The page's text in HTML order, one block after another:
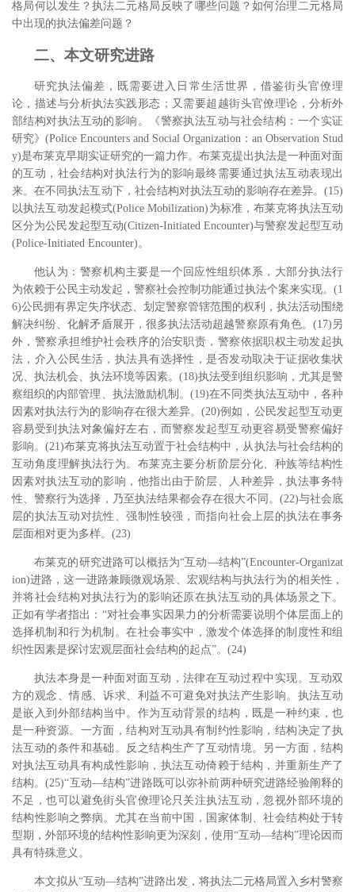
格局何以发生？执法二元格局反映了哪些问题？如何治理二元格局
中出现的执法偏差问题？
二、本文研究进路
研究执法偏差，既需要进入日常生活世界，借鉴街头官僚理
论，描述与分析执法实践形态；又需要超越街头官僚理论，分析外
部结构对执法互动的影响。《警察执法互动与社会结构：一个实证
研究》(Police Encounters and Social Organization：an Observation Stud
y)是布莱克早期实证研究的一篇力作。布莱克提出执法是一种面对面
的互动，社会结构对执法行为的影响最终需要通过执法互动表现出
来。在不同执法互动下，社会结构对执法互动的影响存在差异。(15)
以执法互动发起模式(Police Mobilization)为标准，布莱克将执法互动
区分为公民发起型互动(Citizen-Initiated Encounter)与警察发起型互动
(Police-Initiated Encounter)。
他认为：警察机构主要是一个回应性组织体系，大部分执法行
为依赖于公民主动发起，警察社会控制功能通过执法个案来实现。(1
6)公民拥有界定失序状态、划定警察管辖范围的权利，执法活动围绕
解决纠纷、化解矛盾展开，很多执法活动超越警察原有角色。(17)另
外，警察承担维护社会秩序的治安职责，警察依据职权主动发起执
法，介入公民生活，执法具有选择性，是否发动取决于证据收集状
况、执法机会、执法环境等因素。(18)执法受到组织影响，尤其是警
察组织的内部管理、执法激励机制。(19)在不同类执法互动中，各种
因素对执法行为的影响存在很大差异。(20)例如，公民发起型互动更
容易受到执法对象偏好左右，而警察发起型互动更容易受警察偏好
影响。(21)布莱克将执法互动置于社会结构中，从执法与社会结构的
互动角度理解执法行为。布莱克主要分析阶层分化、种族等结构性
因素对执法互动的影响，他指出由于阶层、人种差异，执法事务特
性、警察行为选择，乃至执法结果都会存在很大不同。(22)与社会底
层的执法互动对抗性、强制性较强，而指向社会上层的执法在事务
层面相对更为多样。(23)
布莱克的研究进路可以概括为“互动―结构”(Encounter-Organizat
ion)进路，这一进路兼顾微观场景、宏观结构与执法行为的相关性，
并将社会结构对执法行为的影响还原在执法互动的具体场景之下。
正如有学者指出：“对社会事实因果力的分析需要说明个体层面上的
选择机制和行为机制。在社会事实中，激发个体选择的制度性和组
织性因素是探讨宏观层面社会结构的起点”。(24)
执法本身是一种面对面互动，法律在互动过程中实现。互动双
方的观念、情感、诉求、利益不可避免对执法产生影响。执法互动
是嵌入到外部结构当中。作为互动背景的结构，既是一种约束，也
是一种资源。一方面，结构对互动具有制约性影响，结构决定了执
法互动的条件和基础。反之结构生产了互动情境。另一方面，结构
对执法互动具有构成性影响，执法互动倚赖于结构，并重新生产了
结构。(25)“互动―结构”进路既可以弥补前两种研究进路经验阐释的
不足，也可以避免街头官僚理论只关注执法互动，忽视外部环境的
结构性影响之弊病。尤其在当前中国，国家体制、社会结构处于转
型期，外部环境的结构性影响更为深刻，使用“互动―结构”理论因而
具有特殊意义。
本文拟从“互动―结构”进路出发，将执法二元格局置入乡村警察